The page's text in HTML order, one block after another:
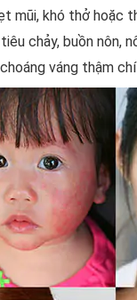
mũi, khó thở hoặc
chảy, buồn nôn,
váng thậm